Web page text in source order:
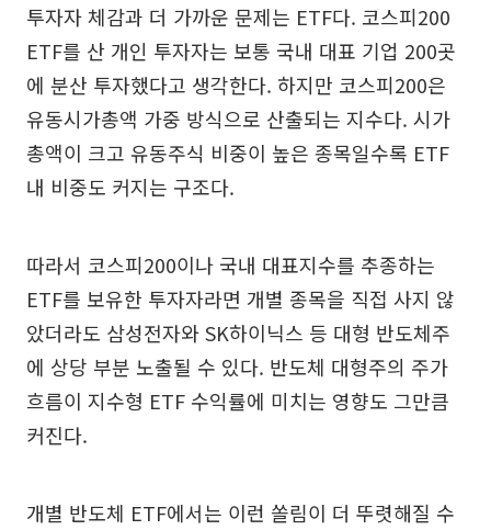
투자자 체감과 더 가까운 문제는 ETF다. 코스피200
ETF를 산 개인 투자자는 보통 국내 대표 기업 200곳
에 분산 투자했다고 생각한다. 하지만 코스피200은
유동시가총액 가중 방식으로 산출되는 지수다. 시가
총액이 크고 유동주식 비중이 높은 종목일수록 ETF
내 비중도 커지는 구조다.
따라서 코스피200이나 국내 대표지수를 추종하는
ETF를 보유한 투자자라면 개별 종목을 직접 사지 않
았더라도 삼성전자와 SK하이닉스 등 대형 반도체주
에 상당 부분 노출될 수 있다. 반도체 대형주의 주가
흐름이 지수형 ETF 수익률에 미치는 영향도 그만큼
커진다.
개별 반도체 ETF에서는 이런 쏠림이 더 뚜렷해질 수